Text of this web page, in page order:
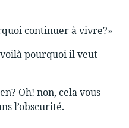
continuer à vivre?»
voilà pourquoi il veut
Oh! non, cela vous
l’obscurité.